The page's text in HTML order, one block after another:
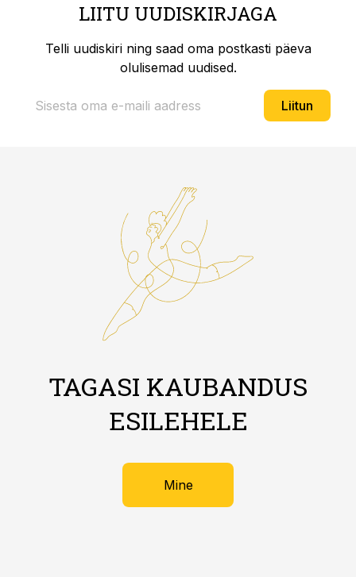
LIITU UUDISKIRJAGA
Telli uudiskiri ning saad oma postkasti päeva
olulisemad uudised.
Liitun
TAGASI KAUBANDUS
ESILEHELE
Mine